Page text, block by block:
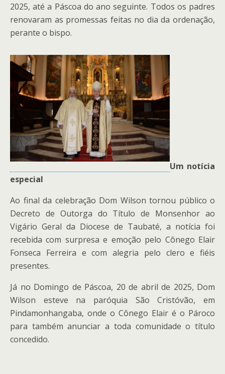
2025, até a Páscoa do ano seguinte. Todos os padres
renovaram as promessas feitas no dia da ordenação,
perante o bispo.
Um notícia
especial
Ao final da celebração Dom Wilson tornou público o
Decreto de Outorga do Título de Monsenhor ao
Vigário Geral da Diocese de Taubaté, a notícia foi
recebida com surpresa e emoção pelo Cônego Elair
Fonseca Ferreira e com alegria pelo clero e fiéis
presentes.
Já no Domingo de Páscoa, 20 de abril de 2025, Dom
Wilson esteve na paróquia São Cristóvão, em
Pindamonhangaba, onde o Cônego Elair é o Pároco
para também anunciar a toda comunidade o título
concedido.